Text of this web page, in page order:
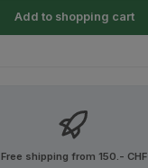
Add to shopping cart
Free shipping from 150.- CHF